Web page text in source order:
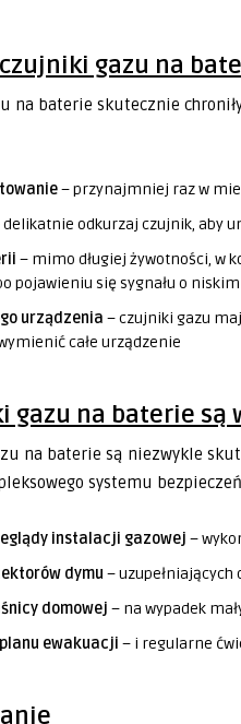
gazu na
na baterie skutecznie
– przynajmniej raz w
delikatnie odkurzaj czujnik, aby
– mimo długiej żywotności, w
pojawieniu się sygnału o
urządzenia – czujniki gazu
całe urządzenie
gazu na baterie są
na baterie są niezwykle
systemu
instalacji gazowej –
dymu –
domowej – na wypadek
ewakuacji – i regularne